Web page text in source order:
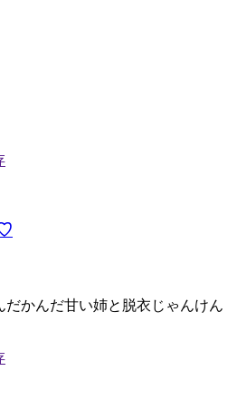
だかんだ甘い姉と脱衣じゃんけん